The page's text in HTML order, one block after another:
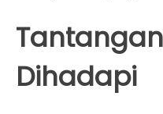
Dihadapi